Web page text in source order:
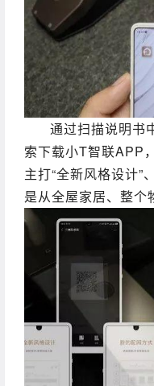
通过扫描说明书
索下载小T智联APP
主打“全新风格设计”
是从全屋家居、整个